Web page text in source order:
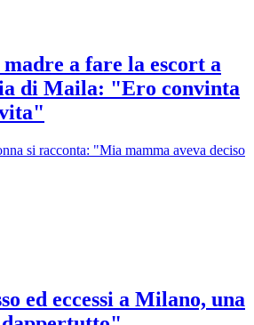
a fare la escort a
di Maila: "Ero convinta
si racconta: "Mia mamma aveva deciso
ed eccessi a Milano, una